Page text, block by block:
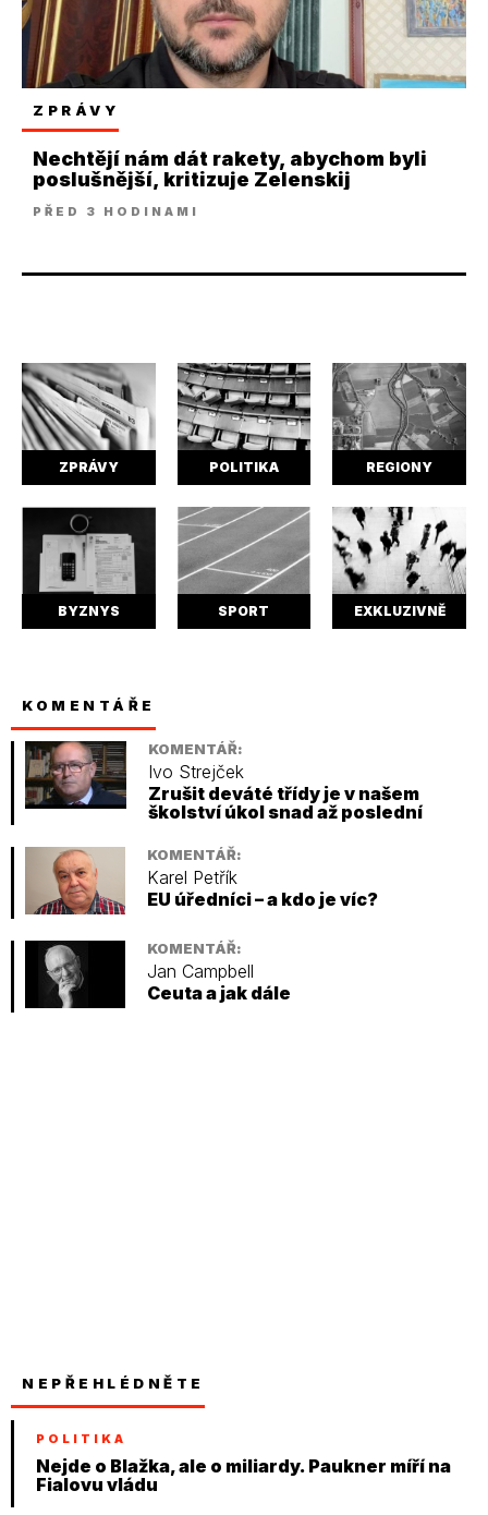
ZPRÁVY
Nechtějí nám dát rakety, abychom byli
poslušnější, kritizuje Zelenskij
PŘED 3 HODINAMI
ZPRÁVY POLITIKA REGIONY
BYZNYS SPORT EXKLUZIVNĚ
KOMENTÁŘE
KOMENTÁŘ:
Ivo Strejček
Zrušit deváté třídy je v našem
školství úkol snad až poslední
KOMENTÁŘ:
Karel Petřík
EU úředníci – a kdo je víc?
KOMENTÁŘ:
Jan Campbell
Ceuta a jak dále
NEPŘEHLÉDNĚTE
POLITIKA
Nejde o Blažka, ale o miliardy. Paukner míří na
Fialovu vládu